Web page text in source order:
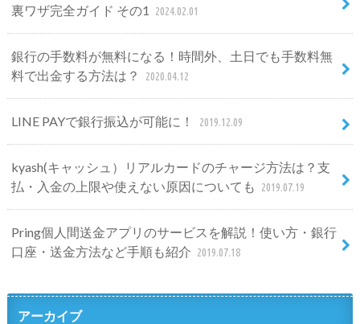
裏ワザ完全ガイド その1
2024.02.01
銀行の手数料が無料になる！時間外、土日でも手数料無
料で出金する方法は？
2020.04.12
LINE PAYで銀行振込が可能に！ 2019.12.09
kyash(キャッシュ）リアルカードのチャージ方法は？支
払・入金の上限や使えない原因についても
2019.07.19
Pring個人間送金アプリのサービスを解説！使い方・銀行
口座・送金方法など手順も紹介 2019.07.18
アーカイブ